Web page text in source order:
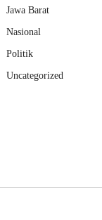
Jawa Barat
Nasional
Politik
Uncategorized